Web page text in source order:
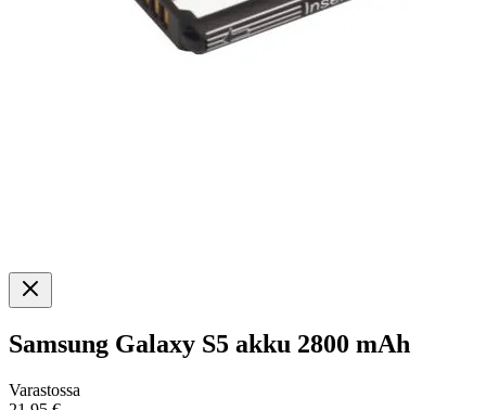
Samsung Galaxy S5 akku 2800 mAh
Varastossa